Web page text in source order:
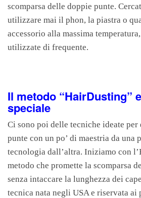
scomparsa delle doppie punte.
utilizzare mai il phon, la piastra o
accessorio alla massima
utilizzate di frequente.
Il metodo “HairDusting”
speciale
Ci sono poi delle tecniche ideate
punte con un po’ di maestria da una
tecnologia dall’altra. Iniziamo con
metodo che promette la scomparsa
senza intaccare la lunghezza dei
tecnica nata negli USA e riservata